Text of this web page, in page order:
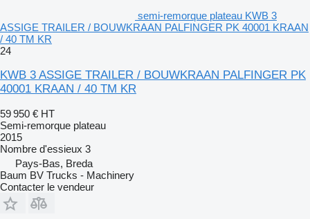
semi-remorque plateau KWB 3
ASSIGE TRAILER / BOUWKRAAN PALFINGER PK 40001 KRAAN
/ 40 TM KR
24
KWB 3 ASSIGE TRAILER / BOUWKRAAN PALFINGER PK
40001 KRAAN / 40 TM KR
59 950 € HT
Semi-remorque plateau
2015
Nombre d'essieux 3
Pays-Bas, Breda
Baum BV Trucks - Machinery
Contacter le vendeur